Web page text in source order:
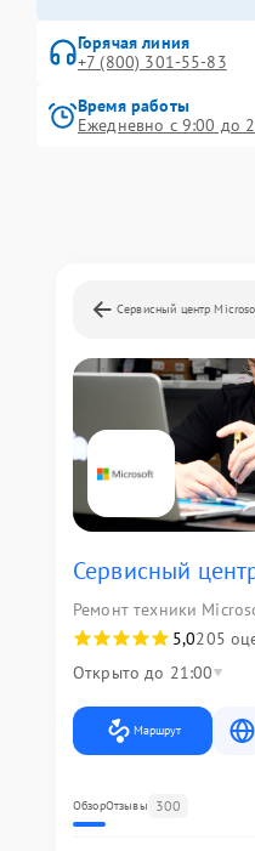
Горячая линия
+7 (800) 301-55-83
Время работы
Ежедневно с 9:00 до
Сервисный центр
Сервисный
Ремонт техники
5,0205
Открыто до 21:00
Маршрут
ОбзорОтзывы 300